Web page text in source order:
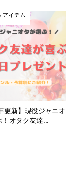
アイテム
更新】現役ジャニオ
！オタク友達...